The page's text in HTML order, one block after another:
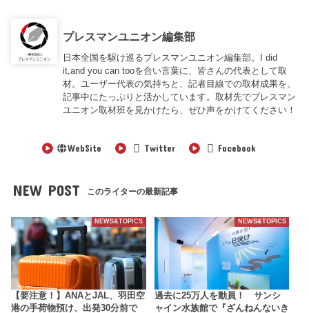
プレスマンユニオン編集部
日本全国を駆け巡るプレスマンユニオン編集部。I did
it,and you can tooを合い言葉に、皆さんの代表として取
材。ユーザー代表の気持ちと、記者目線での取材成果を、
記事中にたっぷりと活かしています。取材先でプレスマン
ユニオン取材班を見かけたら、ぜひ声をかけてください！
WebSite Twitter Facebook
NEW POST このライターの最新記事
NEWS&TOPICS
【要注意！】ANAとJAL、羽田空
港の手荷物預け、出発30分前で
NEWS&TOPICS
過去に25万人を動員！ サンシ
ャイン水族館で『ざんねんないき